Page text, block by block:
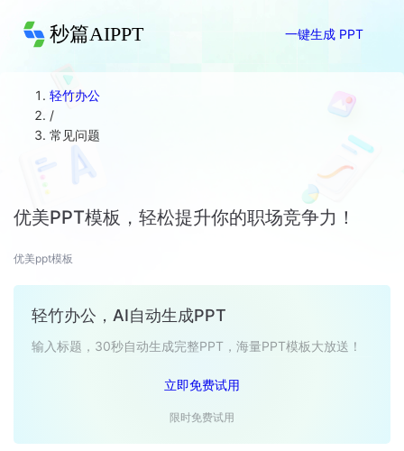
秒篇AIPPT 一键生成 PPT
轻竹办公
/
常见问题
优美PPT模板，轻松提升你的职场竞争力！
优美ppt模板
轻竹办公，AI自动生成PPT
输入标题，30秒自动生成完整PPT，海量PPT模板大放送！
立即免费试用
限时免费试用